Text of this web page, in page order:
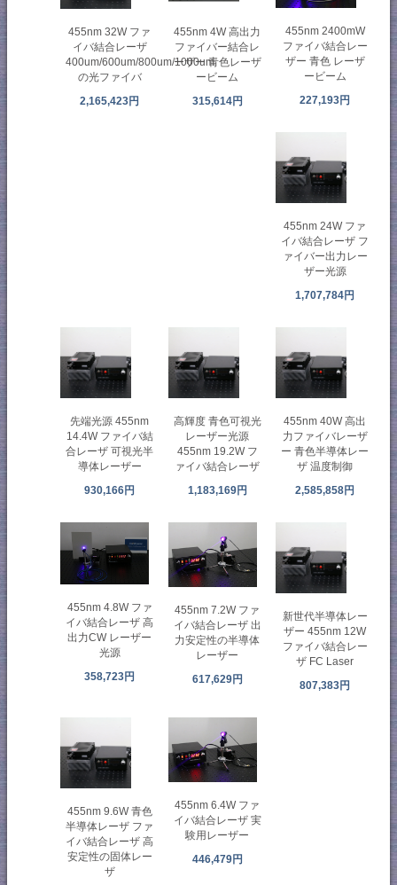
455nm 32W ファ
イバ結合レーザ
400um/600um/800um/1000um
の光ファイバ
2,165,423円
455nm 4W 高出力
ファイバー結合レ
ーザー 青色レーザ
ービーム
315,614円
455nm 2400mW
ファイバ結合レー
ザー 青色 レーザ
ービーム
227,193円
455nm 24W ファ
イバ結合レーザ フ
ァイバー出力レー
ザー光源
1,707,784円
先端光源 455nm
14.4W ファイバ結
合レーザ 可視光半
導体レーザー
930,166円
高輝度 青色可視光
レーザー光源
455nm 19.2W フ
ァイバ結合レーザ
1,183,169円
455nm 40W 高出
力ファイバレーザ
ー 青色半導体レー
ザ 温度制御
2,585,858円
455nm 4.8W ファ
イバ結合レーザ 高
出力CW レーザー
光源
358,723円
455nm 7.2W ファ
イバ結合レーザ 出
力安定性の半導体
レーザー
617,629円
新世代半導体レー
ザー 455nm 12W
ファイバ結合レー
ザ FC Laser
807,383円
455nm 9.6W 青色
半導体レーザ ファ
イバ結合レーザ 高
安定性の固体レー
ザ
455nm 6.4W ファ
イバ結合レーザ 実
験用レーザー
446,479円